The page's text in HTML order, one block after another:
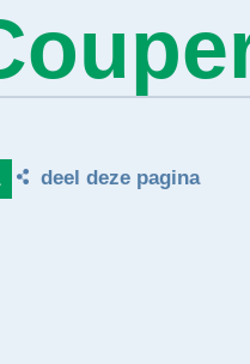
deel deze pagina